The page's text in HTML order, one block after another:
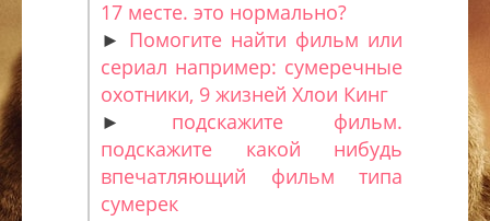
17 месте. это нормально?
► Помогите найти фильм или
сериал например: сумеречные
охотники, 9 жизней Хлои Кинг
► подскажите фильм.
подскажите какой нибудь
впечатляющий фильм типа
сумерек